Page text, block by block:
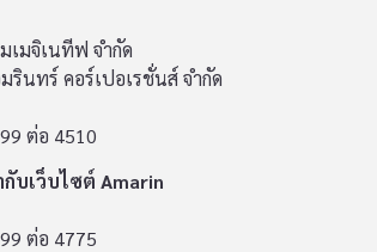
เมจิเนทีฟ จำกัด
รินทร์ คอร์เปอเรชั่นส์ จำกัด
ต่อ 4510
บเว็บไซต์ Amarin
ต่อ 4775